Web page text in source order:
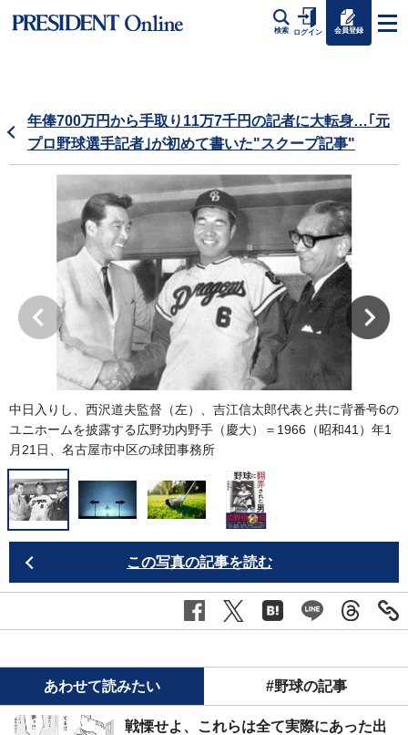
検索 ログイン 会員登録
年俸700万円から手取り11万7千円の記者に大転身…｢元
プロ野球選手記者｣が初めて書いた"スクープ記事"
中日入りし、西沢道夫監督（左）、吉江信太郎代表と共に背番号6の
ユニホームを披露する広野功内野手（慶大）＝1966（昭和41）年1
月21日、名古屋市中区の球団事務所
この写真の記事を読む
あわせて読みたい #野球の記事
戦慄せよ、これらは全て実際にあった出